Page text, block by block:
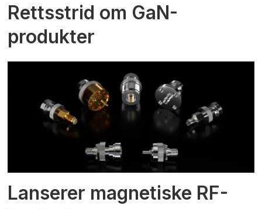
Rettsstrid om GaN-
produkter
Lanserer magnetiske RF-